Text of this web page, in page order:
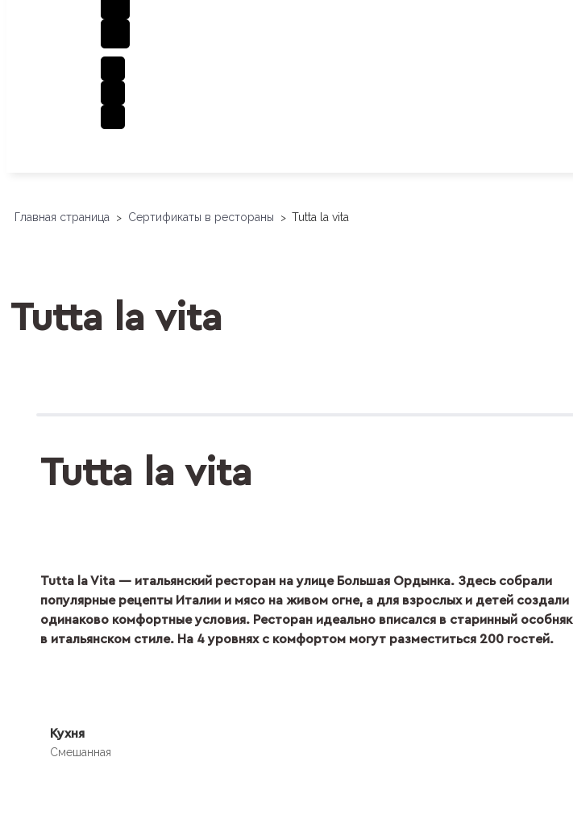
Главная страница > Сертификаты в рестораны > Tutta la vita
Tutta la vita
Tutta la vita
Tutta la Vita — итальянский ресторан на улице Большая Ордынка. Здесь собрали
популярные рецепты Италии и мясо на живом огне, а для взрослых и детей создали
одинаково комфортные условия. Ресторан идеально вписался в старинный особняк
в итальянском стиле. На 4 уровнях с комфортом могут разместиться 200 гостей.
Кухня
Смешанная